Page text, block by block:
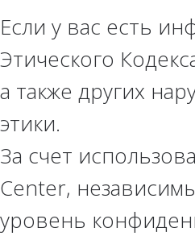
Если у вас есть
Этического
а также других
этики.
За счет
Center,
уровень